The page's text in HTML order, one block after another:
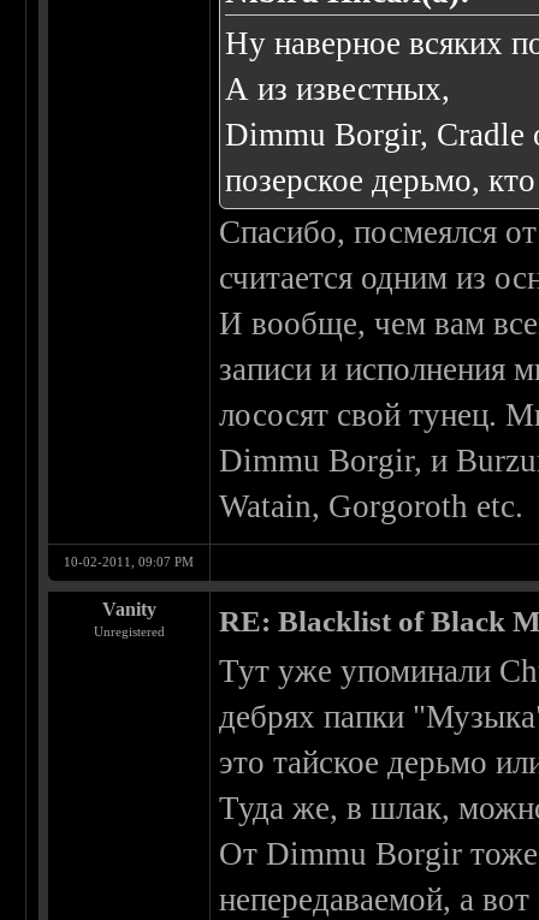
Ну наверное всяких
А из известных,
Dimmu Borgir,
позерское дерьмо,
Спасибо, посмеялся
считается одним из
И вообще, чем вам
записи и исполнения
лососят свой тунец.
Dimmu Borgir, и
Watain, Gorgoroth etc.
10-02-2011, 09:07 PM
Vanity
Unregistered RE: Blacklist of Black
Тут уже упоминали
дебрях папки
это тайское дерьмо
Туда же, в шлак,
От Dimmu Borgir тоже
непередаваемой, а